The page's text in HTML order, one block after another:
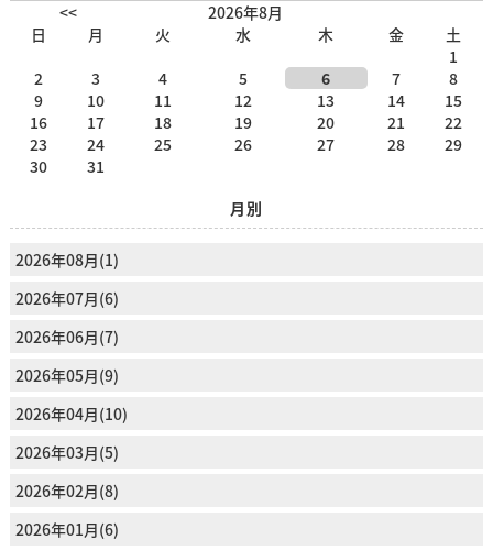
<<
2026年8月
日
月 火 水 木 金
土
1
2
3 4 5 6 7
8
9
10 11 12 13 14
15
16
17 18 19 20 21
22
23
24 25 26 27 28
29
30
31
月別
2026年08月(1)
2026年07月(6)
2026年06月(7)
2026年05月(9)
2026年04月(10)
2026年03月(5)
2026年02月(8)
2026年01月(6)